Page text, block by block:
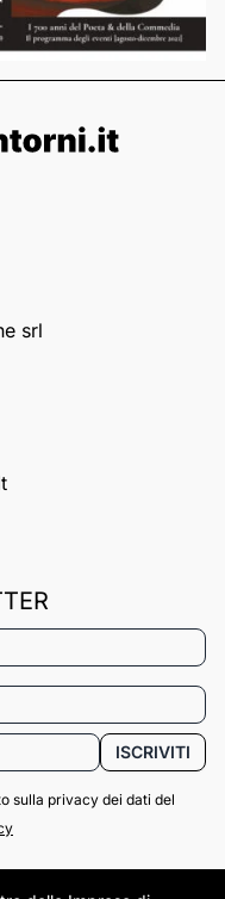
srl
ISCRIVITI
sulla privacy dei dati del